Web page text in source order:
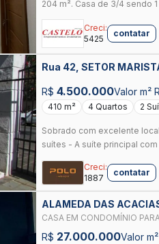
204 m². Casa de 3/4 sendo
Creci:
5425
contatar
Rua 42, SETOR
R$ 4.500.000Valor m²
410 m² 4 Quartos 2
Sobrado com excelente
suítes - A suíte principal
Creci:
1887
contatar
ALAMEDA DAS
CASA EM CONDOMÍNIO
6 DORMITÓRIOS, 6 SUÍTES,
R$ 27.000.000Valor